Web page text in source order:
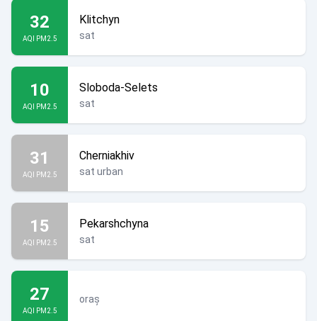
32
AQI PM2.5
Klitchyn
sat
10
AQI PM2.5
Sloboda-Selets
sat
31
AQI PM2.5
Cherniakhiv
sat urban
15
AQI PM2.5
Pekarshchyna
sat
27
AQI PM2.5
oraș